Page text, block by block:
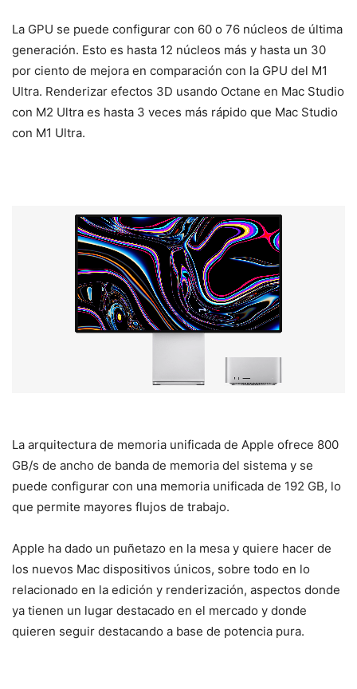
La GPU se puede configurar con 60 o 76 núcleos de última
generación. Esto es hasta 12 núcleos más y hasta un 30
por ciento de mejora en comparación con la GPU del M1
Ultra. Renderizar efectos 3D usando Octane en Mac Studio
con M2 Ultra es hasta 3 veces más rápido que Mac Studio
con M1 Ultra.
La arquitectura de memoria unificada de Apple ofrece 800
GB/s de ancho de banda de memoria del sistema y se
puede configurar con una memoria unificada de 192 GB, lo
que permite mayores flujos de trabajo.
Apple ha dado un puñetazo en la mesa y quiere hacer de
los nuevos Mac dispositivos únicos, sobre todo en lo
relacionado en la edición y renderización, aspectos donde
ya tienen un lugar destacado en el mercado y donde
quieren seguir destacando a base de potencia pura.